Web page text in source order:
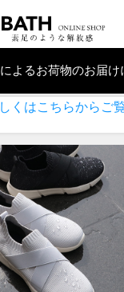
よるお荷物のお届け
くはこちらからご